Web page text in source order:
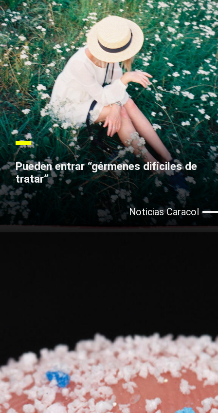
Pueden entrar “gérmenes difíciles de
tratar”
Noticias Caracol